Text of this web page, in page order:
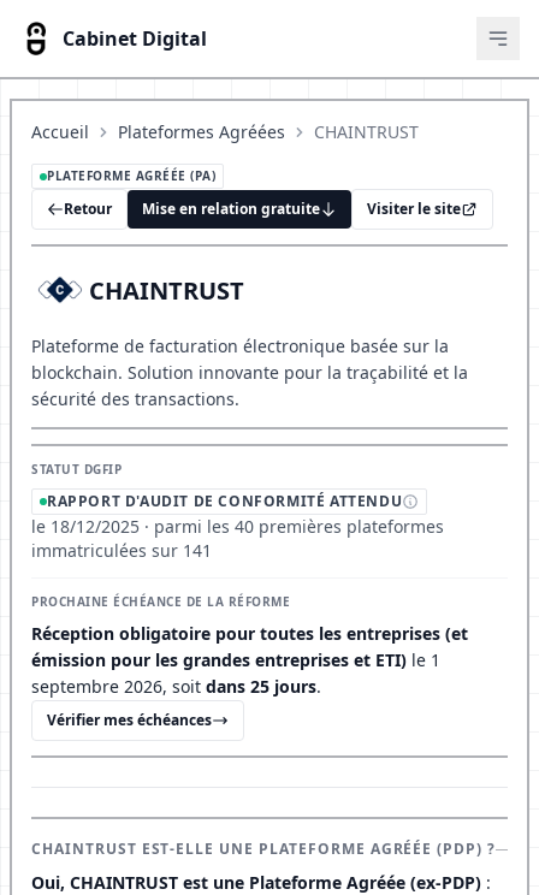
Cabinet Digital
Accueil Plateformes Agréées CHAINTRUST
PLATEFORME AGRÉÉE (PA)
Retour Mise en relation gratuite Visiter le site
CHAINTRUST
Plateforme de facturation électronique basée sur la
blockchain. Solution innovante pour la traçabilité et la
sécurité des transactions.
STATUT DGFIP
RAPPORT D'AUDIT DE CONFORMITÉ ATTENDU
le 18/12/2025 · parmi les 40 premières plateformes
immatriculées sur 141
PROCHAINE ÉCHÉANCE DE LA RÉFORME
Réception obligatoire pour toutes les entreprises (et
émission pour les grandes entreprises et ETI) le 1
septembre 2026, soit dans 25 jours.
Vérifier mes échéances
CHAINTRUST EST-ELLE UNE PLATEFORME AGRÉÉE (PDP) ?
Oui, CHAINTRUST est une Plateforme Agréée (ex-PDP) :